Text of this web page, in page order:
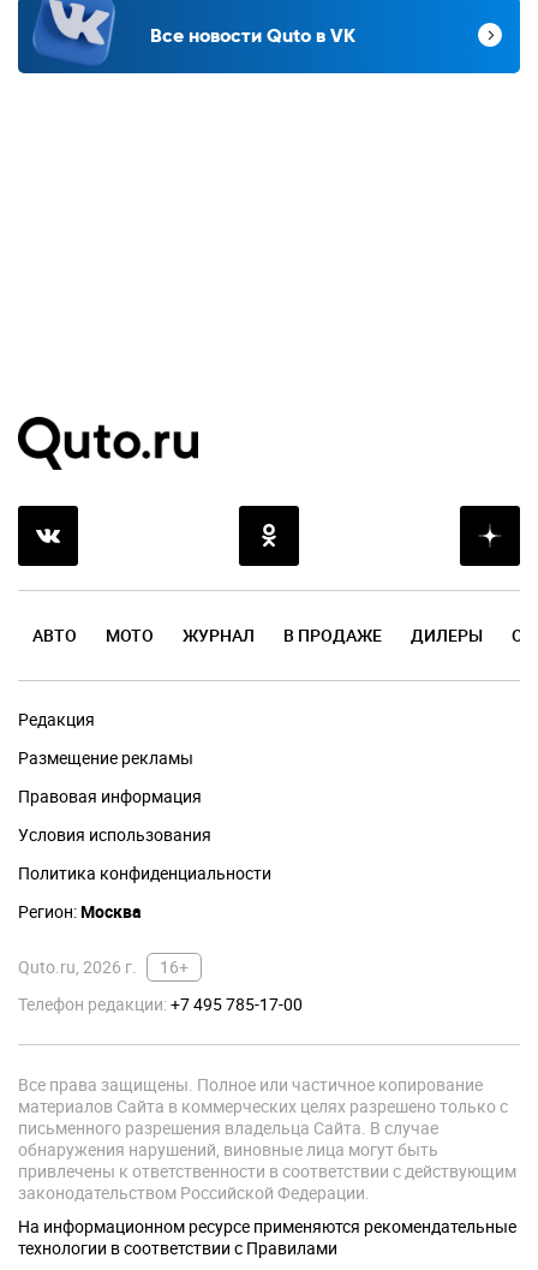
Все новости Quto в VK
АВТО МОТО ЖУРНАЛ В ПРОДАЖЕ ДИЛЕРЫ
Редакция
Размещение рекламы
Правовая информация
Условия использования
Политика конфиденциальности
Регион:Москва
Quto.ru, 2026 г.
16+
Телефон редакции:+7 495 785-17-00
Все права защищены. Полное или частичное копирование
материалов Сайта в коммерческих целях разрешено только с
письменного разрешения владельца Сайта. В случае
обнаружения нарушений, виновные лица могут быть
привлечены к ответственности в соответствии с действующим
законодательством Российской Федерации.
На информационном ресурсе применяются рекомендательные
технологии в соответствии с Правилами